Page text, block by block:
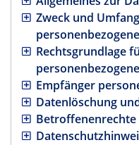
Zweck und
Rechtsgrundlage
Empfänger
Datenlöschung
Betroffenenrechte